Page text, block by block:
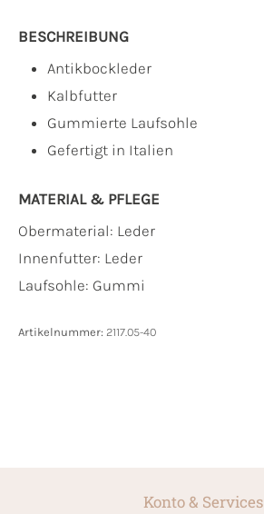
BESCHREIBUNG
Antikbockleder
Kalbfutter
Gummierte Laufsohle
Gefertigt in Italien
MATERIAL & PFLEGE
Obermaterial: Leder
Innenfutter: Leder
Laufsohle: Gummi
Artikelnummer: 2117.05-40
Konto & Services